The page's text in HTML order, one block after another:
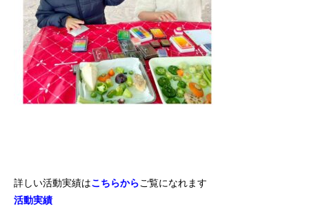
詳しい活動実績はこちらからご覧になれます
活動実績